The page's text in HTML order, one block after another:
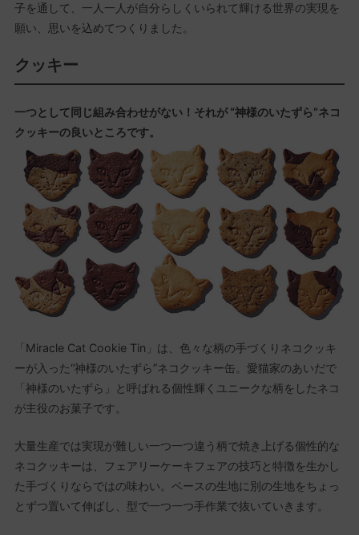
子を通して、一人一人が自分らしくいられて輝ける世界の実現を
願い、思いを込めてつくりました。
クッキー
一つとして同じ組み合わせがない！それが “神様のいたずら”ネコ
クッキーの良いところです。
「Miracle Cat Cookie Tin」は、色々な柄の手づくりネコクッキ
ーが入った“神様のいたずら”ネコクッキー缶。愛猫家のあいだで
「神様のいたずら」と呼ばれる個性輝くユニークな柄をしたネコ
が主役のお菓子です。
大量生産では実現が難しい一つ一つ違う柄で焼き上げる個性的な
ネコクッキーは、フェアリーケーキフェアの技巧と特徴を生かし
た手づくりならではの味わい。ベースの生地に別の生地をちょっ
とずつ置いて伸ばし、型で一つ一つ手作業で抜いていきます。